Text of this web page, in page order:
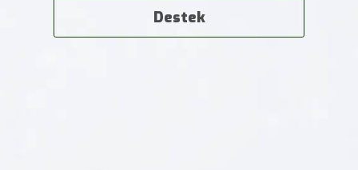
Destek